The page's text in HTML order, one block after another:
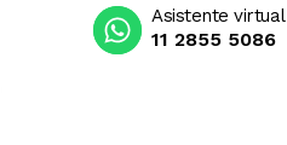
Asistente virtual
11 2855 5086